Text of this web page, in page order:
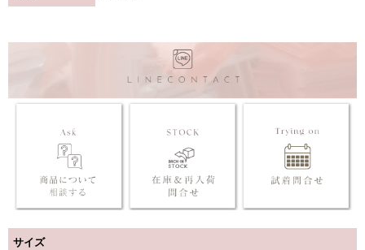
サイズ